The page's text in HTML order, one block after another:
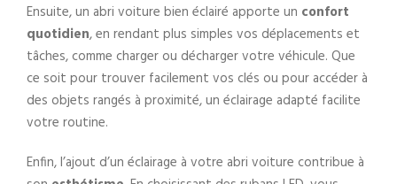
Ensuite, un abri voiture bien éclairé apporte un confort
quotidien, en rendant plus simples vos déplacements et
tâches, comme charger ou décharger votre véhicule. Que
ce soit pour trouver facilement vos clés ou pour accéder à
des objets rangés à proximité, un éclairage adapté facilite
votre routine.
Enfin, l’ajout d’un éclairage à votre abri voiture contribue à